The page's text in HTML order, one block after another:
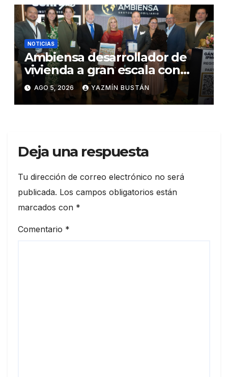
NOTICIAS
Ambiensa desarrollador de
vivienda a gran escala con
estándares internacionales
de sostenibilidad
AGO 5, 2026 YAZMÍN BUSTÁN
Deja una respuesta
Tu dirección de correo electrónico no será
publicada. Los campos obligatorios están
marcados con *
Comentario *